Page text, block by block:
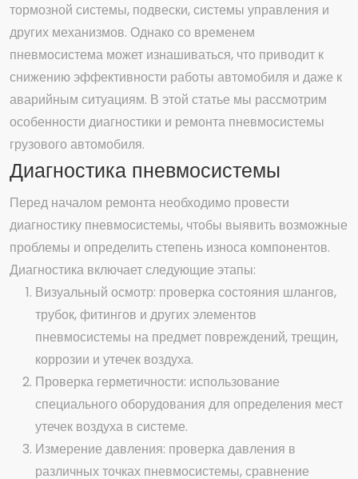
тормозной системы, подвески, системы управления и
других механизмов. Однако со временем
пневмосистема может изнашиваться, что приводит к
снижению эффективности работы автомобиля и даже к
аварийным ситуациям. В этой статье мы рассмотрим
особенности диагностики и ремонта пневмосистемы
грузового автомобиля.
Диагностика пневмосистемы
Перед началом ремонта необходимо провести
диагностику пневмосистемы, чтобы выявить возможные
проблемы и определить степень износа компонентов.
Диагностика включает следующие этапы:
Визуальный осмотр: проверка состояния шлангов,
трубок, фитингов и других элементов
пневмосистемы на предмет повреждений, трещин,
коррозии и утечек воздуха.
Проверка герметичности: использование
специального оборудования для определения мест
утечек воздуха в системе.
Измерение давления: проверка давления в
различных точках пневмосистемы, сравнение